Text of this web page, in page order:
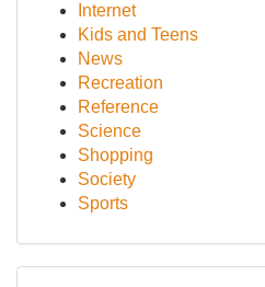
Internet
Kids and Teens
News
Recreation
Reference
Science
Shopping
Society
Sports